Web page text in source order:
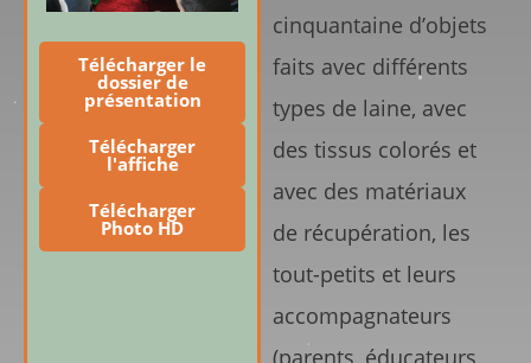
Télécharger le
dossier de
présentation
Télécharger
l'affiche
Télécharger
Photo HD
cinquantaine d’objets
faits avec différents
types de laine, avec
des tissus colorés et
avec des matériaux
de récupération, les
tout-petits et leurs
accompagnateurs